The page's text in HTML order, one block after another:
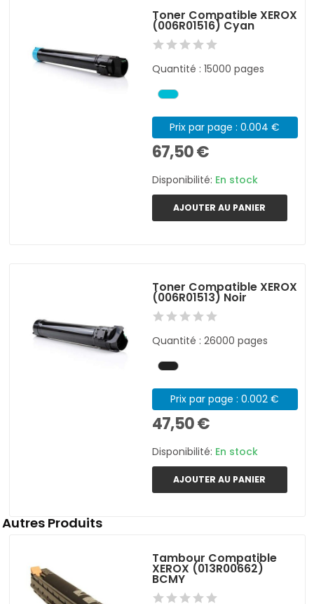
Toner Compatible XEROX
(006R01516) Cyan
Quantité : 15000 pages
Prix par page : 0.004 €
67,50 €
Disponibilité: En stock
AJOUTER AU PANIER
Toner Compatible XEROX
(006R01513) Noir
Quantité : 26000 pages
Prix par page : 0.002 €
47,50 €
Disponibilité: En stock
AJOUTER AU PANIER
Autres Produits
Tambour Compatible
XEROX (013R00662)
BCMY